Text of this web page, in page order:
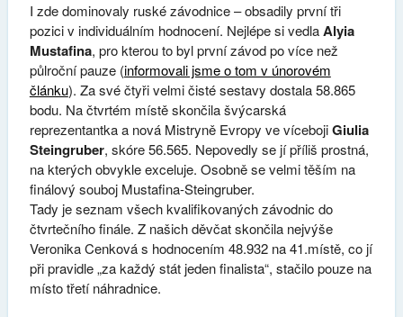
I zde dominovaly ruské závodnice – obsadily první tři
pozici v individuálním hodnocení. Nejlépe si vedlaAlyia
Mustafina, pro kterou to byl první závod po více než
půlroční pauze (informovali jsme o tom v únorovém
článku). Za své čtyři velmi čisté sestavy dostala 58.865
bodu. Na čtvrtém místě skončila švýcarská
reprezentantka a nová Mistryně Evropy ve vícebojiGiulia
Steingruber, skóre 56.565. Nepovedly se jí příliš prostná,
na kterých obvykle exceluje. Osobně se velmi těším na
finálový souboj Mustafina-Steingruber.
Tady je seznam všech kvalifikovaných závodnic do
čtvrtečního finále. Z našich děvčat skončila nejvýše
Veronika Cenková s hodnocením 48.932 na 41.místě, co jí
při pravidle „za každý stát jeden finalista“, stačilo pouze na
místo třetí náhradnice.